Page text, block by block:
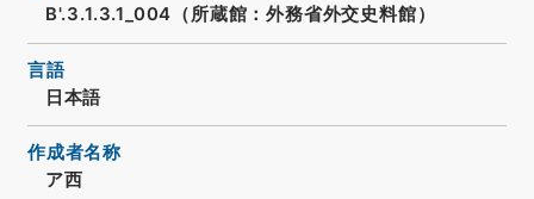
B'.3.1.3.1_004（所蔵館：外務省外交史料館）
言語
日本語
作成者名称
ア西